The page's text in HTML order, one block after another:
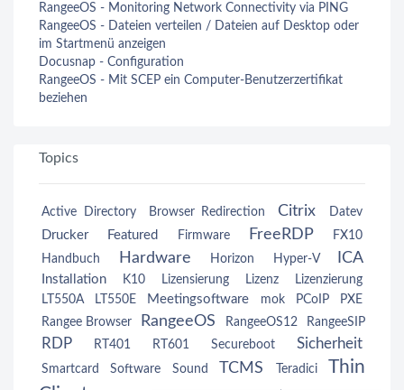
RangeeOS - Monitoring Network Connectivity via PING
RangeeOS - Dateien verteilen / Dateien auf Desktop oder
im Startmenü anzeigen
Docusnap - Configuration
RangeeOS - Mit SCEP ein Computer-Benutzerzertifikat
beziehen
Topics
Active Directory Browser Redirection Citrix Datev
Drucker Featured Firmware FreeRDP
FX10
Handbuch
Hardware Horizon Hyper-V ICA
Installation K10 Lizensierung Lizenz
Lizenzierung
LT550A
LT550E Meetingsoftware mok PCoIP
PXE
Rangee Browser
RangeeOS RangeeOS12 RangeeSIP
RDP RT401 RT601 Secureboot Sicherheit
Smartcard Software Sound TCMS Teradici
Thin